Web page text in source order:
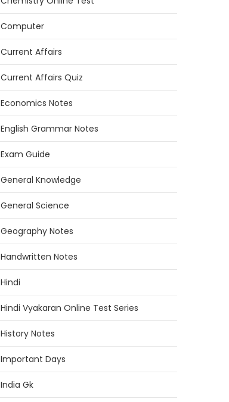
Computer
Current Affairs
Current Affairs Quiz
Economics Notes
English Grammar Notes
Exam Guide
General Knowledge
General Science
Geography Notes
Handwritten Notes
Hindi
Hindi Vyakaran Online Test Series
History Notes
Important Days
India Gk